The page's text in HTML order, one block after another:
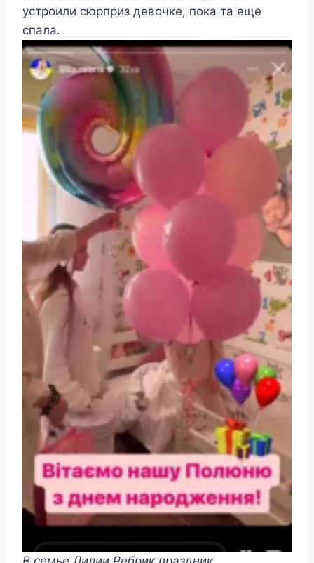
устроили сюрприз девочке, пока та еще
спала.